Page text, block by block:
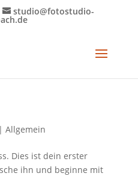
studio@fotostudio-
Allgemein
Dies ist dein erster
ihn und beginne mit